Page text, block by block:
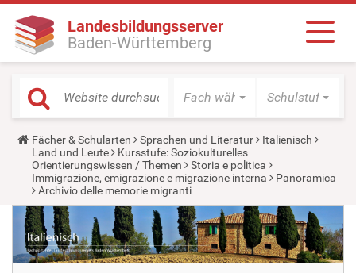
Landesbildungsserver
Baden-Württemberg
Fach wählen Schulstufe
Y
o
u
a
r
e
h
e
r
e
:
Fächer & Schularten Sprachen und Literatur
Italienisch
Land und Leute
Kursstufe: Soziokulturelles
Orientierungswissen / Themen
Storia e politica
Immigrazione, emigrazione e migrazione interna
Panoramica
Archivio delle memorie migranti